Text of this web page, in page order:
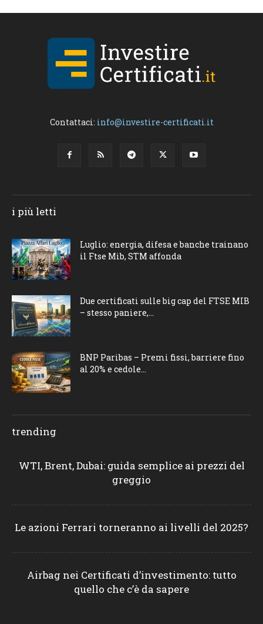
Contattaci: info@investire-certificati.it
i più letti
Luglio: energia, difesa e banche trainano
il Ftse Mib, STM affonda
Due certificati sulle big cap del FTSE MIB
– stesso paniere,...
BNP Paribas – Premi fissi, barriere fino
al 20% e cedole...
trending
WTI, Brent, Dubai: guida semplice ai prezzi del
greggio
Le azioni Ferrari torneranno ai livelli del 2025?
Airbag nei Certificati d’investimento: tutto
quello che c’è da sapere